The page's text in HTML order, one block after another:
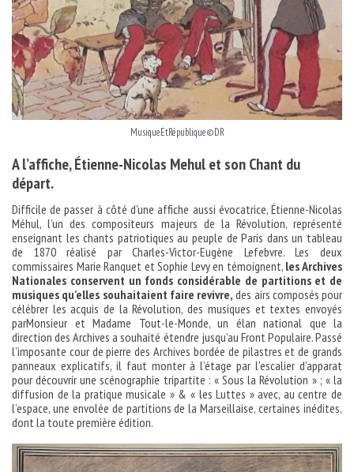
MusiqueEtRépublique©DR
A l’affiche,Étienne-Nicolas Mehul et son Chant du
départ.
Difficile de passer à côté d’une affiche aussi évocatrice, Étienne-Nicolas
Méhul, l’un des compositeurs majeurs de la Révolution, représenté
enseignant les chants patriotiques au peuple de Paris dans un tableau
de 1870 réalisé par Charles-Victor-Eugène Lefebvre. Les deux
commissaires Marie Ranquet et Sophie Levy en témoignent, les Archives
Nationales conservent un fonds considérable de partitions et de
musiques qu’elles souhaitaient faire revivre, des airs composés pour
célébrer les acquis de la Révolution, des musiques et textes envoyés
parMonsieur et Madame Tout-le-Monde, un élan national que la
direction des Archives a souhaité étendre jusqu’au Front Populaire. Passé
l’imposante cour de pierre des Archives bordée de pilastres et de grands
panneaux explicatifs, il faut monter à l’étage par l’escalier d’apparat
pour découvrir une scénographie tripartite : « Sous la Révolution » ; « la
diffusion de la pratique musicale » & « les Luttes » avec, au centre de
l’espace, une envolée de partitions de la Marseillaise, certaines inédites,
dont la toute première édition.